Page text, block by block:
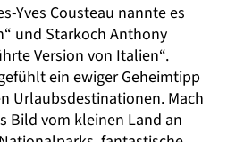
Yves Cousteau nannte es
und Starkoch Anthony
Version von Italien“.
ein ewiger Geheimtipp
Urlaubsdestinationen. Mach
Bild vom kleinen Land an